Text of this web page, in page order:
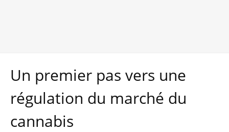
Un premier pas vers une
régulation du marché du
cannabis